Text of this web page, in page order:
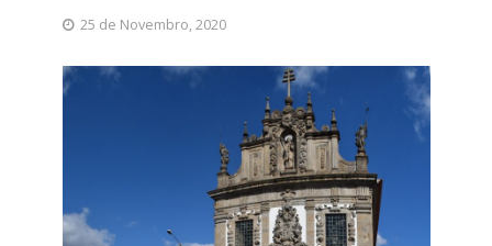
25 de Novembro, 2020